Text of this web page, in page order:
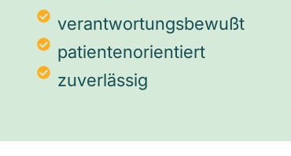
verantwortungsbewußt
patientenorientiert
zuverlässig